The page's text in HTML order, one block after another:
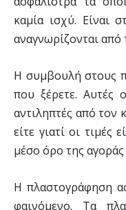
καμία ισχύ. Είναι
αναγνωρίζονται από
Η συμβουλή στους
που ξέρετε. Αυτές
αντιληπτές από τον
είτε γιατί οι
μέσο όρο της αγοράς
Η πλαστογράφηση
φαινόμενο. Τα